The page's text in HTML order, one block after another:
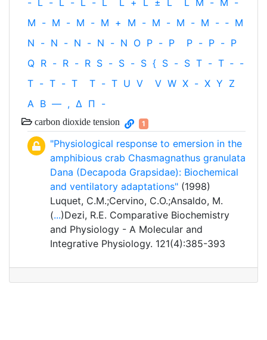
- L - L - L - L L + L ± L L M - M -
M - M - M - M + M - M - M - M - ‐ M
N - N - N - N - N O P - P P - P - P
Q R - R - R S - S - S { S - S T - T ‐ -
T - T - T T - T U V V W X - X Y Z
Α Β — , Δ Π -
carbon dioxide tension 1
"Physiological response to emersion in the
amphibious crab Chasmagnathus granulata
Dana (Decapoda Grapsidae): Biochemical
and ventilatory adaptations" (1998)
Luquet, C.M.;Cervino, C.O.;Ansaldo, M.
(...)Dezi, R.E. Comparative Biochemistry
and Physiology - A Molecular and
Integrative Physiology. 121(4):385-393